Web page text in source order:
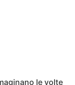
le volte